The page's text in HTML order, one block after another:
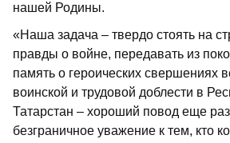
нашей Родины.
«Наша задача – твердо стоять на
правды о войне, передавать из
память о героических свершениях
воинской и трудовой доблести в
Татарстан – хороший повод еще
безграничное уважение к тем, кто